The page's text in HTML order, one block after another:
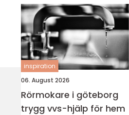
inspiration
06. August 2026
Rörmokare i göteborg
trygg vvs-hjälp för hem